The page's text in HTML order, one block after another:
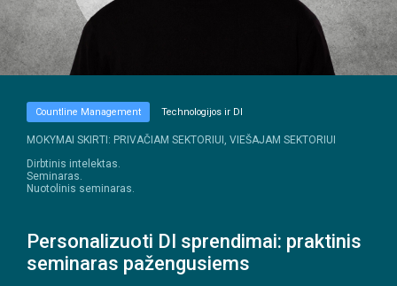
Countline Management Technologijos ir DI
MOKYMAI SKIRTI: PRIVAČIAM SEKTORIUI, VIEŠAJAM SEKTORIUI
Dirbtinis intelektas.
Seminaras.
Nuotolinis seminaras.
Personalizuoti DI sprendimai: praktinis
seminaras pažengusiems